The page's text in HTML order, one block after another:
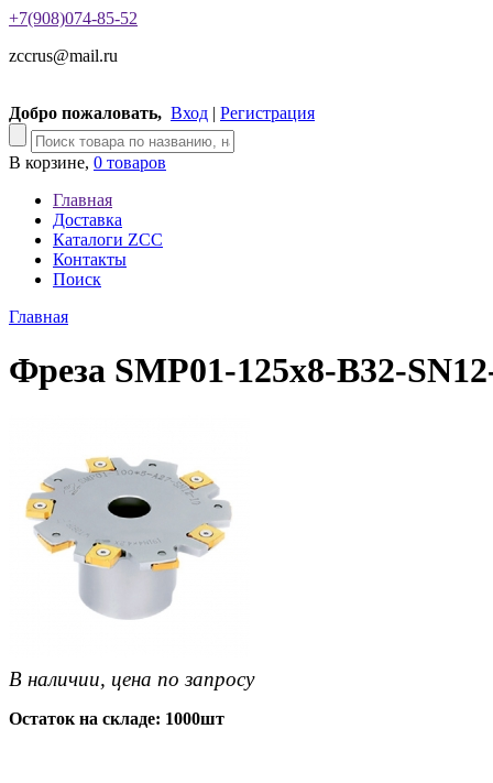
+7(908)074-85-52
zccrus@mail.ru
Добро пожаловать, Вход | Регистрация
В корзине, 0 товаров
Главная
Доставка
Каталоги ZCC
Контакты
Поиск
Главная
Фреза SMP01-125x8-B32-
В наличии, цена по запросу
Остаток на складе: 1000шт